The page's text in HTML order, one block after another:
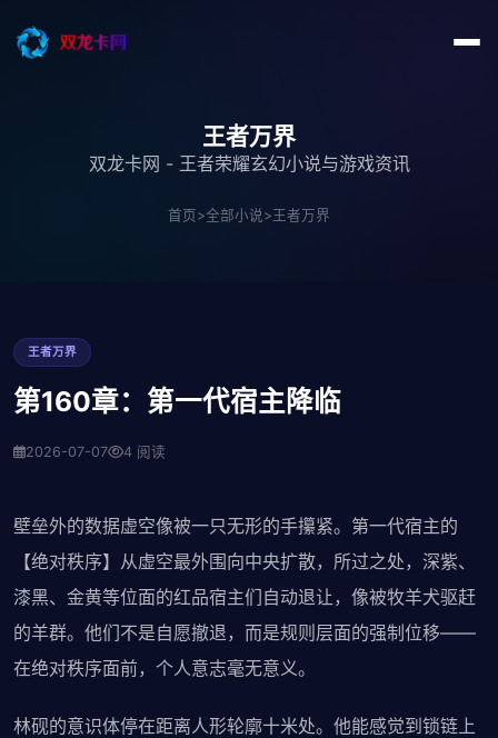
王者万界
双龙卡网 - 王者荣耀玄幻小说与游戏资讯
首页>全部小说>王者万界
王者万界
第160章：第一代宿主降临
2026-07-07 4 阅读
壁垒外的数据虚空像被一只无形的手攥紧。第一代宿主的
【绝对秩序】从虚空最外围向中央扩散，所过之处，深紫、
漆黑、金黄等位面的红品宿主们自动退让，像被牧羊犬驱赶
的羊群。他们不是自愿撤退，而是规则层面的强制位移——
在绝对秩序面前，个人意志毫无意义。
林砚的意识体停在距离人形轮廓十米处。他能感觉到锁链上